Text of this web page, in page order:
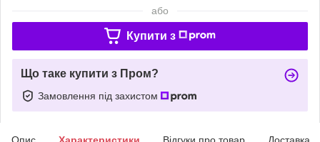
або
Купити з
Що таке купити з Пром?
Замовлення під захистом
Опис Характеристики Відгуки про товар Доставка